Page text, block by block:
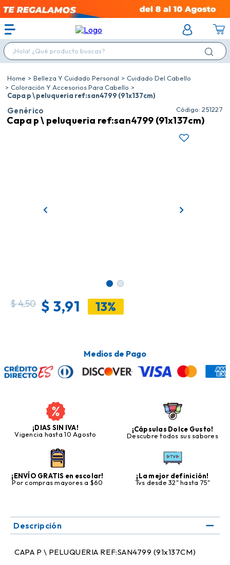
¡Hola! ¿Qué producto buscas?
Belleza Y Cuidado Personal
Cuidado Del Cabello
Coloración Y Accesorios Para Cabello
Capa p \ peluqueria ref:san4799 (91x137cm)
Genérico : 251227
Capa p \ peluqueria ref:san4799 (91x137cm)
$4,50 $ 3,91 13%
Medios de Pago
¡DIAS SIN IVA!
Vigencia hasta 10 Agosto
¡Cápsulas Dolce Gusto!
Descubre todos sus sabores
¡ENVÍO GRATIS en escolar!
Por compras mayores a $60
¡La mejor definición!
Tvs desde 32" hasta 75"
Descripción
CAPA P \ PELUQUERIA REF:SAN4799 (91x137CM)